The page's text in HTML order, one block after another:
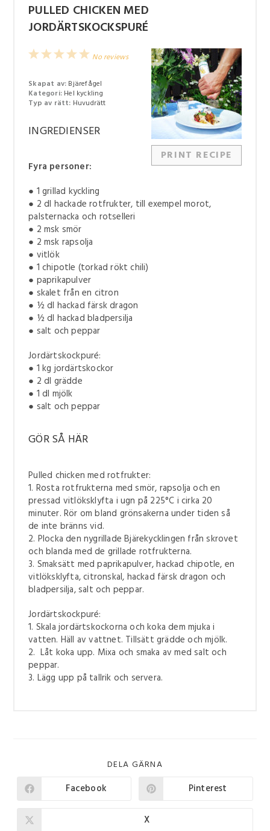
PULLED CHICKEN MED
JORDÄRTSKOCKSPURÉ
PRINT RECIPE
5
4
3
2
1
No reviews
Skapat av: Bjärefågel
Kategori: Hel kyckling
Typ av rätt: Huvudrätt
INGREDIENSER
Fyra personer:
● 1 grillad kyckling
● 2 dl hackade rotfrukter, till exempel morot,
palsternacka och rotselleri
● 2 msk smör
● 2 msk rapsolja
● vitlök
● 1 chipotle (torkad rökt chili)
● paprikapulver
● skalet från en citron
● ½ dl hackad färsk dragon
● ½ dl hackad bladpersilja
● salt och peppar
Jordärtskockpuré:
● 1 kg jordärtskockor
● 2 dl grädde
● 1 dl mjölk
● salt och peppar
GÖR SÅ HÄR
Pulled chicken med rotfrukter:
1. Rosta rotfrukterna med smör, rapsolja och en
pressad vitlöksklyfta i ugn på 225°C i cirka 20
minuter. Rör om bland grönsakerna under tiden så
de inte bränns vid.
2. Plocka den nygrillade Bjärekycklingen från skrovet
och blanda med de grillade rotfrukterna.
3. Smaksätt med paprikapulver, hackad chipotle, en
vitlöksklyfta, citronskal, hackad färsk dragon och
bladpersilja, salt och peppar.
Jordärtskockpuré:
1. Skala jordärtskockorna och koka dem mjuka i
vatten. Häll av vattnet. Tillsätt grädde och mjölk.
2. Låt koka upp. Mixa och smaka av med salt och
peppar.
3. Lägg upp på tallrik och servera.
DELA GÄRNA
Facebook Pinterest
X